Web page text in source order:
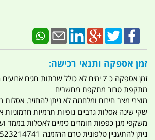
זמן אספקה ותנאי רכישה:
זמן אספקה כ 7 ימים לא כולל שבתות חגים
מתקפת טרור מתקפת מחשבים
מוצרי מצב חירום ומלחמה לא ניתן להחזיר. אסלות
שקי שינה אסלות גרביים גופיות תרמיות
משקפי מגן כפפות חומרים כימיים לאסלות בממד
ניתן להתעניין טלפונית טרם ההזמנה 0523214741